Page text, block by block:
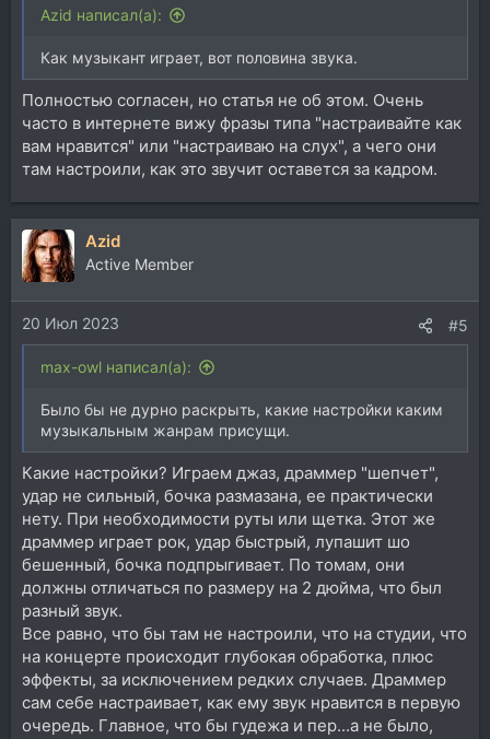
Azid написал(а):
Как музыкант играет, вот половина звука.
Полностью согласен, но статья не об этом. Очень
часто в интернете вижу фразы типа "настраивайте как
вам нравится" или "настраиваю на слух", а чего они
там настроили, как это звучит оставется за кадром.
Azid
Active Member
20 Июл 2023 #5
max-owl написал(а):
Было бы не дурно раскрыть, какие настройки каким
музыкальным жанрам присущи.
Какие настройки? Играем джаз, драммер "шепчет",
удар не сильный, бочка размазана, ее практически
нету. При необходимости руты или щетка. Этот же
драммер играет рок, удар быстрый, лупашит шо
бешенный, бочка подпрыгивает. По томам, они
должны отличаться по размеру на 2 дюйма, что был
разный звук.
Все равно, что бы там не настроили, что на студии, что
на концерте происходит глубокая обработка, плюс
эффекты, за исключением редких случаев. Драммер
сам себе настраивает, как ему звук нравится в первую
очередь. Главное, что бы гудежа и пер...а не было,